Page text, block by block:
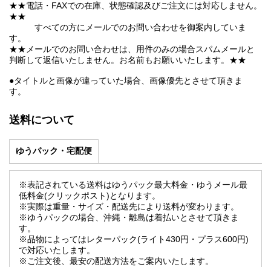
★★電話・FAXでの在庫、状態確認及びご注文には対応しません。
★★
すべての方にメールでのお問い合わせを御案内していま
す。
★★メールでのお問い合わせは、用件のみの場合スパムメールと
判断して返信いたしません。お名前もお願いいたします。★★
●タイトルと画像が違っていた場合、画像優先とさせて頂きま
す。
送料について
ゆうパック・宅配便
※表記されている送料はゆうパック最大料金・ゆうメール最
低料金(クリックポスト)となります。
※実際は重量・サイズ・配送先により送料が変わります。
※ゆうパックの場合、沖縄・離島は着払いとさせて頂きま
す。
※品物によってはレターパック(ライト430円・プラス600円)
で対応いたします。
※ご注文後、最安の配送方法をご案内いたします。